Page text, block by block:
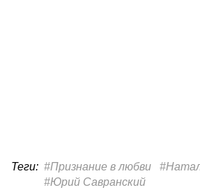
Теги: #Признание в любви
#Юрий Савранский